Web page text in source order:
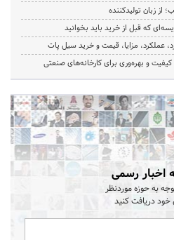
از زبان تولیدکننده
که قبل از خرید باید بخوانید
عملکرد، مزایا، قیمت و خرید سیل پات
و بهره‌وری برای کارخانه‌های صنعتی
اخبار رسمی
به حوزه موردنظر
خود دریافت کنید